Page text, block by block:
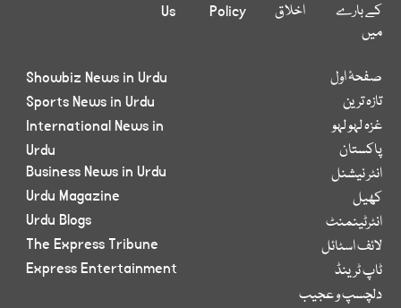
کے بارے
میں
اخلاق Policy
Us
صفحۂ اول
تازہ ترین
غزہ لہو لہو
پاکستان
انٹر نیشنل
کھیل
انٹرٹینمنٹ
لائف اسٹائل
ٹاپ ٹرینڈ
دلچسپ و عجیب
Showbiz News in Urdu
Sports News in Urdu
International News in
Urdu
Business News in Urdu
Urdu Magazine
Urdu Blogs
The Express Tribune
Express Entertainment